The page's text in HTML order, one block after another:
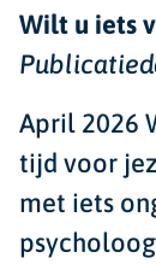
Wilt u iets
April 2026
tijd voor
met iets